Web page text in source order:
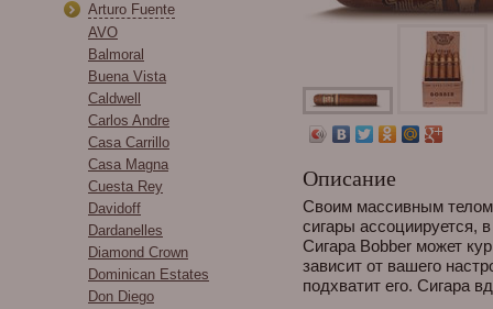
Arturo Fuente
AVO
Balmoral
Buena Vista
Caldwell
Carlos Andre
Casa Carrillo
Casa Magna
Cuesta Rey
Davidoff
Dardanelles
Diamond Crown
Dominican Estates
Don Diego
Описание
Своим массивным
сигары ассоциируется,
Сигара Bobber может
зависит от вашего
подхватит его. Сигара